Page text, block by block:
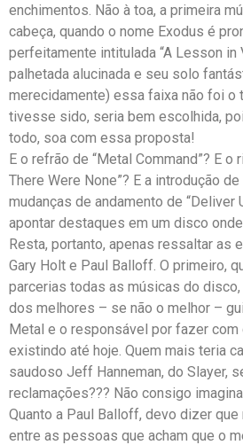
enchimentos. Não à toa, a primeira
cabeça, quando o nome Exodus é
perfeitamente intitulada “A Lesson in
palhetada alucinada e seu solo
merecidamente) essa faixa não foi o
tivesse sido, seria bem escolhida,
todo, soa com essa proposta!
E o refrão de “Metal Command”? E o
There Were None”? E a introdução de
mudanças de andamento de “Deliver
apontar destaques em um disco
Resta, portanto, apenas ressaltar as
Gary Holt e Paul Balloff. O primeiro,
parcerias todas as músicas do
dos melhores – se não o melhor –
Metal e o responsável por fazer com
existindo até hoje. Quem mais teria
saudoso Jeff Hanneman, do Slayer,
reclamações??? Não consigo
Quanto a Paul Balloff, devo dizer
entre as pessoas que acham que o